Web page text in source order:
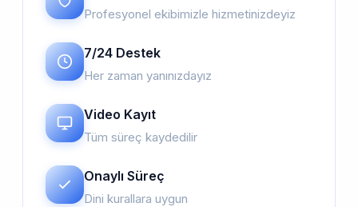
Profesyonel ekibimizle hizmetinizdeyiz
7/24 Destek
Her zaman yanınızdayız
Video Kayıt
Tüm süreç kaydedilir
Onaylı Süreç
Dini kurallara uygun